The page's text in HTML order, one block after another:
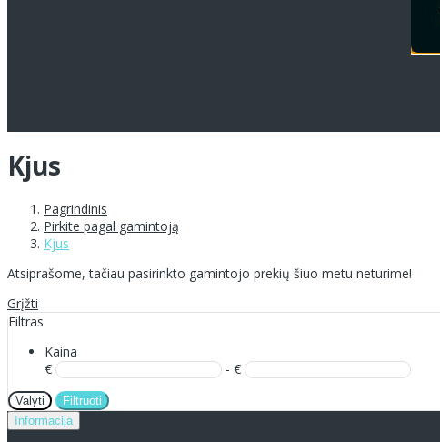
Kjus
Pagrindinis
Pirkite pagal gamintoją
Kjus
Atsiprašome, tačiau pasirinkto gamintojo prekių šiuo metu neturime!
Grįžti
Filtras
Kaina
€
- €
Valyti
Filtruoti
Informacija